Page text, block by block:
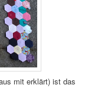
mit erklärt) ist das